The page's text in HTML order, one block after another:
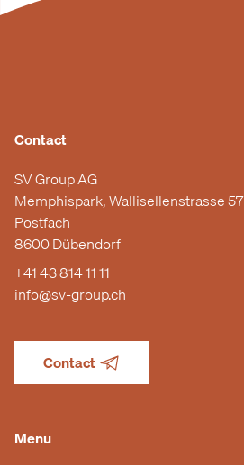
Contact
SV Group AG
Memphispark, Wallisellenstrasse 57
Postfach
8600 Dübendorf
+41 43 814 11 11
info@sv-group.ch
Contact
Menu